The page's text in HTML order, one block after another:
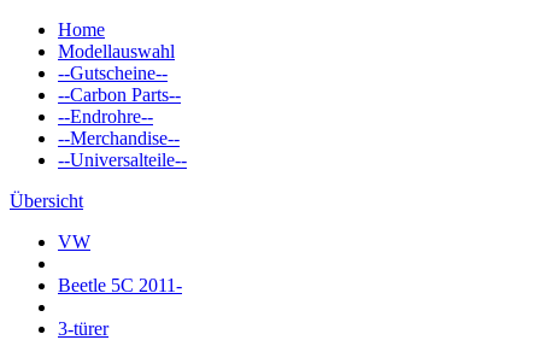
Home
Modellauswahl
--Gutscheine--
--Carbon Parts--
--Endrohre--
--Merchandise--
--Universalteile--
Übersicht
VW
Beetle 5C 2011-
3-türer